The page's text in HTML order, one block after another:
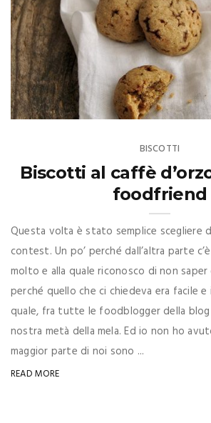
BISCOTTI
Biscotti al caffè
foodfriend
Questa volta è stato semplice scegliere
contest. Un po’ perché dall’altra parte
molto e alla quale riconosco di non
perché quello che ci chiedeva era facile e
quale, fra tutte le foodblogger della
nostra metà della mela. Ed io non ho
maggior parte di noi sono ...
READ MORE